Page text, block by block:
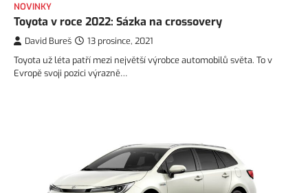
NOVINKY
Toyota v roce 2022: Sázka na crossovery
David Bureš
13 prosince, 2021
Toyota už léta patří mezi největší výrobce automobilů světa. To v
Evropě svoji pozici výrazně…